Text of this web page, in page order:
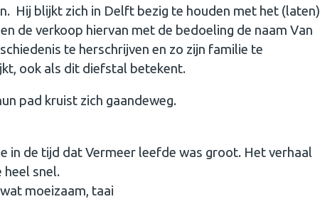
Hij blijkt zich in Delft bezig te houden met het (laten)
de verkoop hiervan met de bedoeling de naam Van
te herschrijven en zo zijn familie te
ook als dit diefstal betekent.
pad kruist zich gaandeweg.
in de tijd dat Vermeer leefde was groot. Het verhaal
snel.
moeizaam, taai